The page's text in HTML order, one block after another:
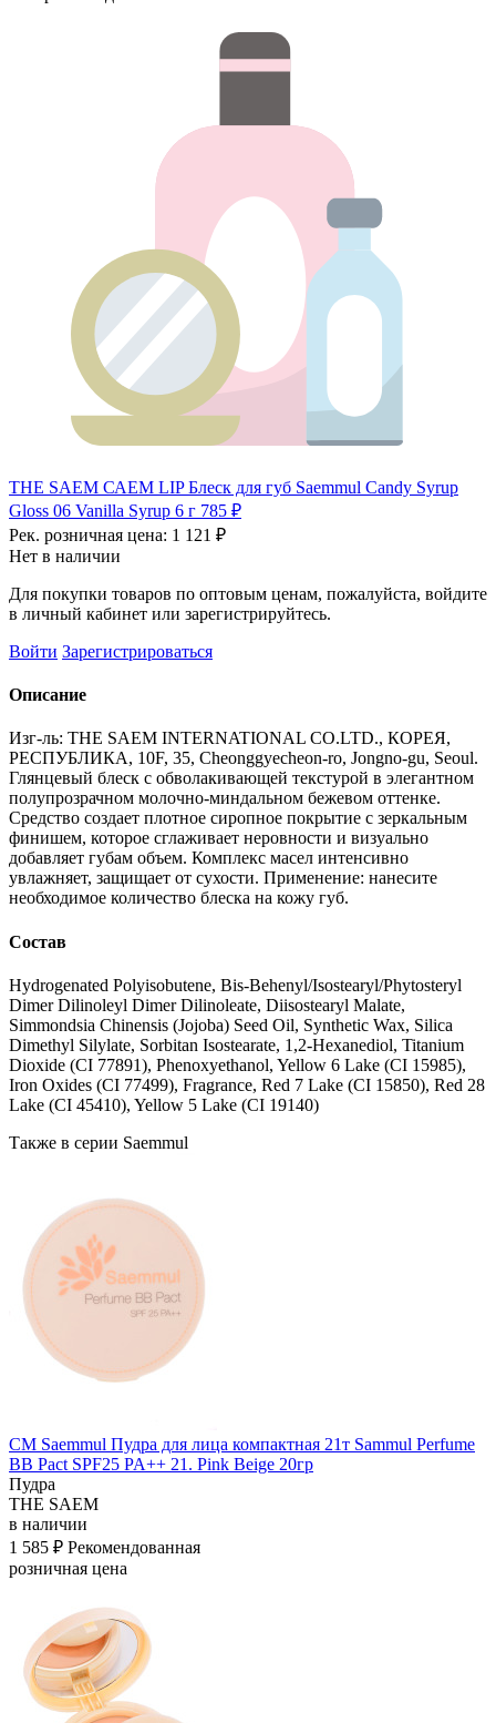
THE SAEM САЕМ LIP Блеск для губ Saemmul Candy Syrup
Gloss 06 Vanilla Syrup 6 г 785 ₽
Рек. розничная цена: 1 121 ₽
Нет в наличии
Для покупки товаров по оптовым ценам, пожалуйста, войдите
в личный кабинет или зарегистрируйтесь.
Войти Зарегистрироваться
Описание
Изг-ль: THE SAEM INTERNATIONAL CO.LTD., КОРЕЯ,
РЕСПУБЛИКА, 10F, 35, Cheonggyecheon-ro, Jongno-gu, Seoul.
Глянцевый блеск с обволакивающей текстурой в элегантном
полупрозрачном молочно-миндальном бежевом оттенке.
Средство создает плотное сиропное покрытие с зеркальным
финишем, которое сглаживает неровности и визуально
добавляет губам объем. Комплекс масел интенсивно
увлажняет, защищает от сухости. Применение: нанесите
необходимое количество блеска на кожу губ.
Состав
Hydrogenated Polyisobutene, Bis-Behenyl/Isostearyl/Phytosteryl
Dimer Dilinoleyl Dimer Dilinoleate, Diisostearyl Malate,
Simmondsia Chinensis (Jojoba) Seed Oil, Synthetic Wax, Silica
Dimethyl Silylate, Sorbitan Isostearate, 1,2-Hexanediol, Titanium
Dioxide (CI 77891), Phenoxyethanol, Yellow 6 Lake (CI 15985),
Iron Oxides (CI 77499), Fragrance, Red 7 Lake (CI 15850), Red 28
Lake (CI 45410), Yellow 5 Lake (CI 19140)
Также в серии Saemmul
СМ Saemmul Пудра для лица компактная 21т Sammul Perfume
BB Pact SPF25 PA++ 21. Pink Beige 20гр
Пудра
THE SAEM
в наличии
1 585 ₽ Рекомендованная
розничная цена